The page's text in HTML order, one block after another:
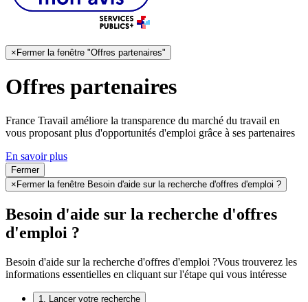
× Fermer la fenêtre "Offres partenaires"
Offres partenaires
France Travail améliore la transparence du marché du travail en
vous proposant plus d'opportunités d'emploi grâce à ses partenaires
En savoir plus
Fermer
× Fermer la fenêtre Besoin d'aide sur la recherche d'offres d'emploi ?
Besoin d'aide sur la recherche d'offres
d'emploi ?
Besoin d'aide sur la recherche d'offres d'emploi ?Vous trouverez les
informations essentielles en cliquant sur l'étape qui vous intéresse
1. Lancer votre recherche